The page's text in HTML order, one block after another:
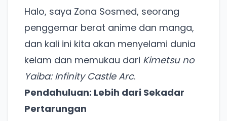
Halo, saya Zona Sosmed, seorang
penggemar berat anime dan manga,
dan kali ini kita akan menyelami dunia
kelam dan memukau dari Kimetsu no
Yaiba: Infinity Castle Arc.
Pendahuluan: Lebih dari Sekadar
Pertarungan